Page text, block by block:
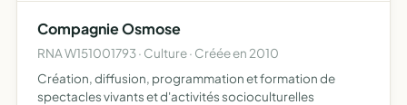
Compagnie Osmose
RNA W151001793 · Culture · Créée en 2010
Création, diffusion, programmation et formation de
spectacles vivants et d'activités socioculturelles